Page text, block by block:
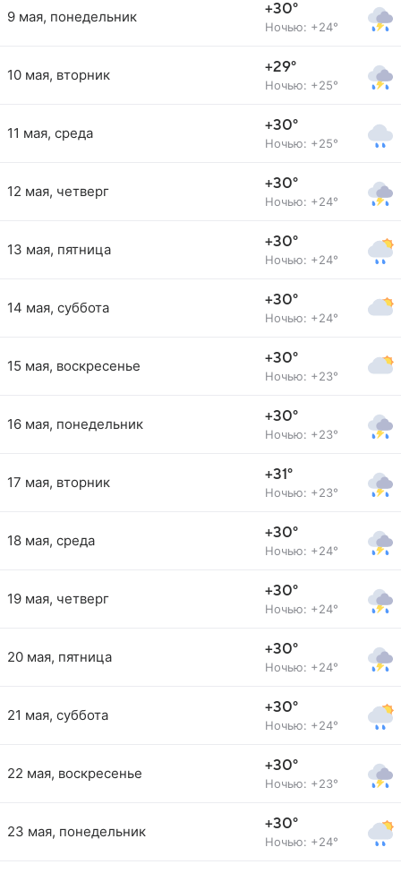
9 мая, понедельник +30°
Ночью: +24°
10 мая, вторник +29°
Ночью: +25°
11 мая, среда +30°
Ночью: +25°
12 мая, четверг +30°
Ночью: +24°
13 мая, пятница +30°
Ночью: +24°
14 мая, суббота +30°
Ночью: +24°
15 мая, воскресенье +30°
Ночью: +23°
16 мая, понедельник +30°
Ночью: +23°
17 мая, вторник +31°
Ночью: +23°
18 мая, среда +30°
Ночью: +24°
19 мая, четверг +30°
Ночью: +24°
20 мая, пятница +30°
Ночью: +24°
21 мая, суббота +30°
Ночью: +24°
22 мая, воскресенье +30°
Ночью: +23°
23 мая, понедельник +30°
Ночью: +24°